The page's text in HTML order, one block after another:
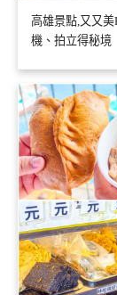
高雄景點,又又
機、拍立得秘境